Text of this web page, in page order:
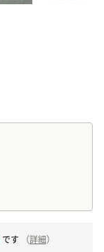
です （詳細）